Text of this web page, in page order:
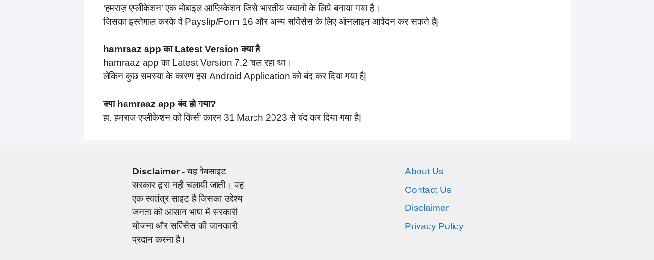
‘हमराज़ एप्लीकेशन’ एक मोबाइल आप्लिकेशन जिसे भारतीय जवानो के लिये बनाया गया है।
जिसका इस्तेमाल करके वे Payslip/Form 16 और अन्य सर्विसेस के लिए ऑनलाइन आवेदन कर सकते है|
hamraaz app का Latest Version क्या है
hamraaz app का Latest Version 7.2 चल रहा था।
लेकिन कुछ समस्या के कारण इस Android Application को बंद कर दिया गया है|
क्या hamraaz app बंद हो गया?
हा, हमराज़ एप्लीकेशन को किसी कारन 31 March 2023 से बंद कर दिया गया है|
Disclaimer -यह वेबसाइट
सरकार द्वारा नही चलायी जाती। यह
एक स्वतंत्र साइट है जिसका उद्देश्य
जनता को आसान भाषा में सरकारी
योजना और सर्विसेस की जानकारी
प्रदान करना है।
About Us
Contact Us
Disclaimer
Privacy Policy